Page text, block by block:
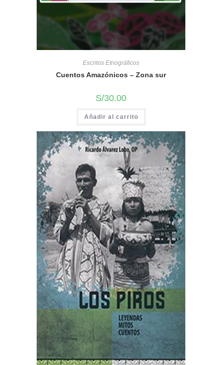
Escritos Etnográficos
Cuentos Amazónicos – Zona sur
S/30.00
Añadir al carrito